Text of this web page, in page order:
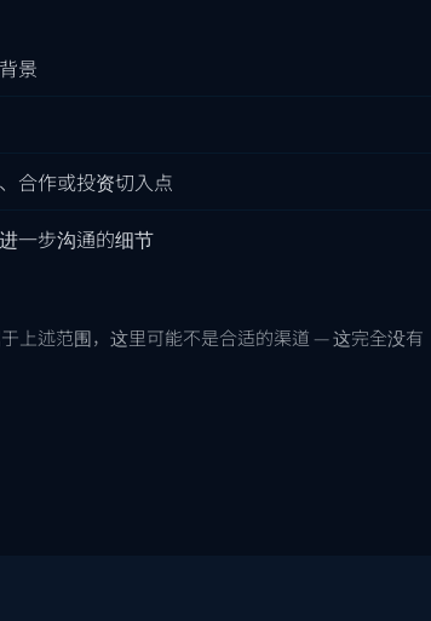
景
合作或投资切入点
一步沟通的细节
上述范围，这里可能不是合适的渠道 — 这完全没有